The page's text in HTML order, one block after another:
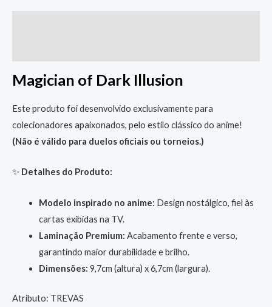
Magician of Dark Illusion
Este produto foi desenvolvido exclusivamente para
colecionadores apaixonados, pelo estilo clássico do anime!
(Não é válido para duelos oficiais ou torneios.)
✨ Detalhes do Produto:
Modelo inspirado no anime: Design nostálgico, fiel às
cartas exibidas na TV.
Laminação Premium: Acabamento frente e verso,
garantindo maior durabilidade e brilho.
Dimensões: 9,7cm (altura) x 6,7cm (largura).
Atributo: TREVAS